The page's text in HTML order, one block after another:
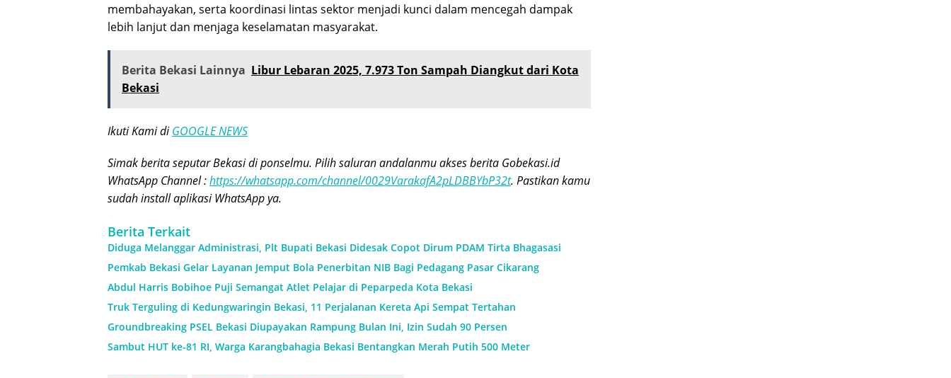
membahayakan, serta koordinasi lintas sektor menjadi kunci dalam mencegah dampak
lebih lanjut dan menjaga keselamatan masyarakat.
Berita Bekasi Lainnya Libur Lebaran 2025, 7.973 Ton Sampah Diangkut dari Kota
Bekasi
Ikuti Kami diGOOGLE NEWS
Simak berita seputar Bekasi di ponselmu. Pilih saluran andalanmu akses berita Gobekasi.id
WhatsApp Channel :https://whatsapp.com/channel/0029VarakafA2pLDBBYbP32t. Pastikan kamu
sudah install aplikasi WhatsApp ya.
Berita Terkait
Diduga Melanggar Administrasi, Plt Bupati Bekasi Didesak Copot Dirum PDAM Tirta Bhagasasi
Pemkab Bekasi Gelar Layanan Jemput Bola Penerbitan NIB Bagi Pedagang Pasar Cikarang
Abdul Harris Bobihoe Puji Semangat Atlet Pelajar di Peparpeda Kota Bekasi
Truk Terguling di Kedungwaringin Bekasi, 11 Perjalanan Kereta Api Sempat Tertahan
Groundbreaking PSEL Bekasi Diupayakan Rampung Bulan Ini, Izin Sudah 90 Persen
Sambut HUT ke-81 RI, Warga Karangbahagia Bekasi Bentangkan Merah Putih 500 Meter